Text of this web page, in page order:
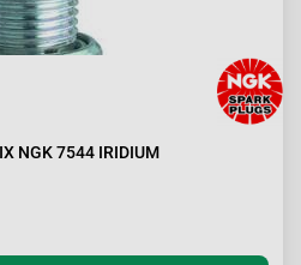
NGK 7544 IRIDIUM